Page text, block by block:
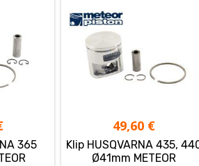
365
49,60 €
Klip HUSQVARNA 435,
Ø41mm METEOR